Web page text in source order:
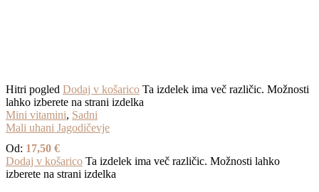
Hitri pogled Dodaj v košarico Ta izdelek ima več različic. Možnosti
lahko izberete na strani izdelka
Mini vitamini, Sadni
Mali uhani Jagodičevje
Od: 17,50 €
Dodaj v košarico Ta izdelek ima več različic. Možnosti lahko
izberete na strani izdelka